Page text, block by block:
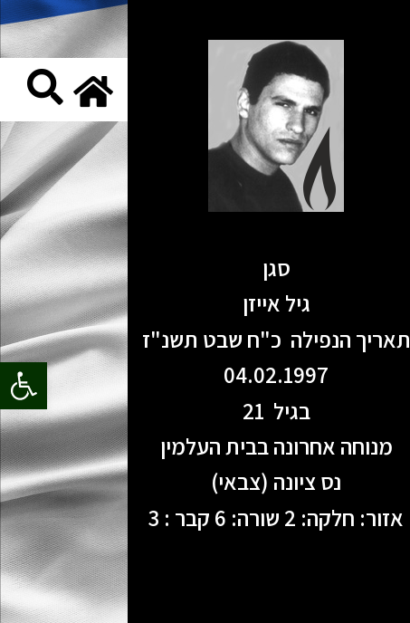
פתח
סגן
גיל אייזן
תאריך הנפילה כ"ח שבט תשנ"ז
04.02.1997
בגיל 21
מנוחה אחרונה בבית העלמין
נס ציונה (צבאי)
אזור: חלקה: 2 שורה: 6 קבר : 3